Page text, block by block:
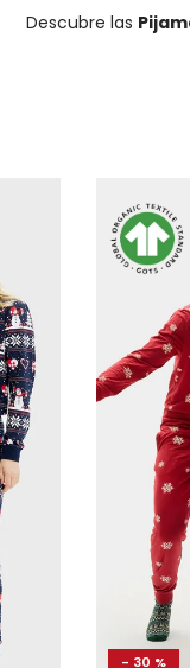
Descubre las
- 30 %